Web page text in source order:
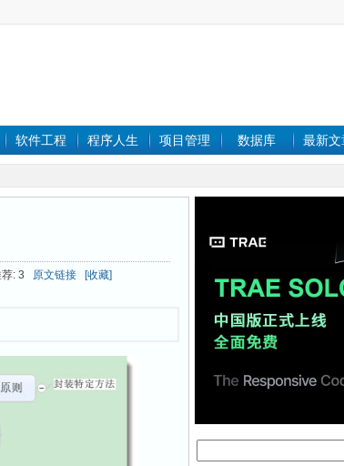
软件工程 程序人生 项目管理 数据库 最新文
荐: 3 原文链接 [收藏]